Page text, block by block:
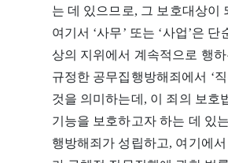
는 데 있으므로, 그 보호대상이
여기서 ‘사무’ 또는 ‘사업’은
상의 지위에서 계속적으로 행
규정한 공무집행방해죄에서 ‘
것을 의미하는데, 이 죄의 보호
기능을 보호하고자 하는 데 있
행방해죄가 성립하고, 여기에